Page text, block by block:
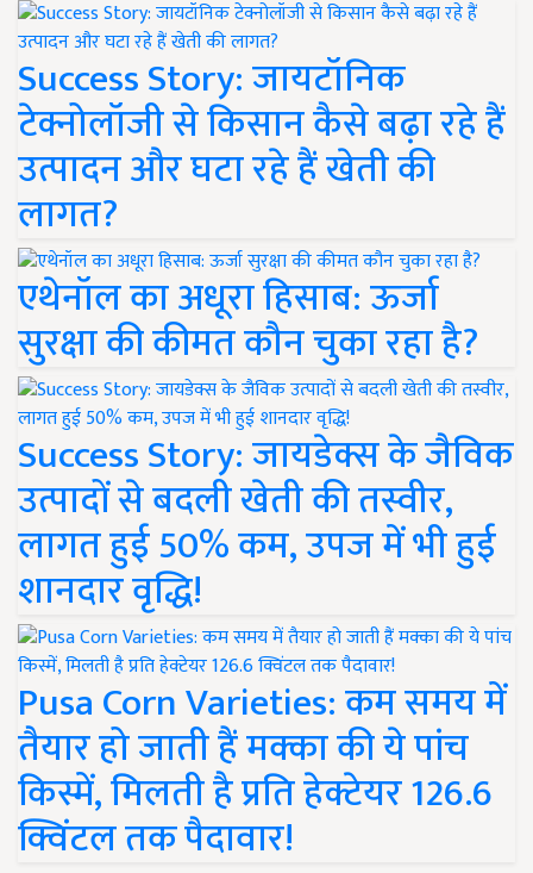
Success Story: जायटॉनिक
टेक्नोलॉजी से किसान कैसे बढ़ा रहे हैं
उत्पादन और घटा रहे हैं खेती की
लागत?
एथेनॉल का अधूरा हिसाब: ऊर्जा
सुरक्षा की कीमत कौन चुका रहा है?
Success Story: जायडेक्स के जैविक
उत्पादों से बदली खेती की तस्वीर,
लागत हुई 50% कम, उपज में भी हुई
शानदार वृद्धि!
Pusa Corn Varieties: कम समय में
तैयार हो जाती हैं मक्का की ये पांच
किस्में, मिलती है प्रति हेक्टेयर 126.6
क्विंटल तक पैदावार!